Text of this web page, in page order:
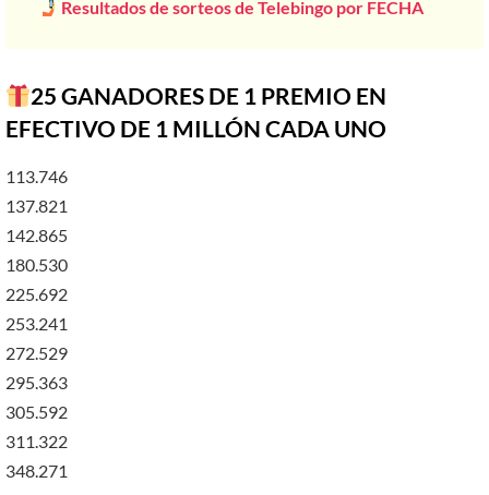
Resultados de sorteos de Telebingo por FECHA
25 GANADORES DE 1 PREMIO EN
EFECTIVO DE 1 MILLÓN CADA UNO
113.746
137.821
142.865
180.530
225.692
253.241
272.529
295.363
305.592
311.322
348.271